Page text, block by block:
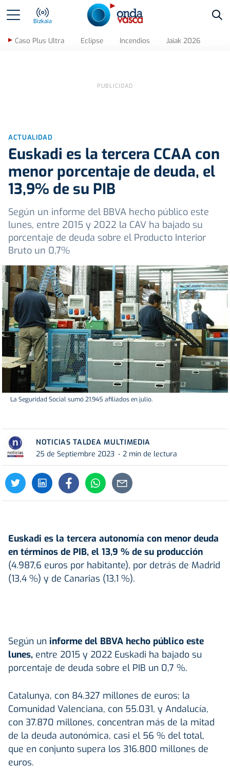
Bizkaia
Caso Plus Ultra Eclipse Incendios Jaiak 2026
ACTUALIDAD
Euskadi es la tercera CCAA con
menor porcentaje de deuda, el
13,9% de su PIB
Según un informe del BBVA hecho público este
lunes, entre 2015 y 2022 la CAV ha bajado su
porcentaje de deuda sobre el Producto Interior
Bruto un 0,7%
La Seguridad Social sumó 21.945 afiliados en julio.
NOTICIAS TALDEA MULTIMEDIA
25 de Septiembre 2023
2 min de lectura
Euskadi es la tercera autonomía con menor deuda
en términos de PIB, el 13,9 % de su producción
(4.987,6 euros por habitante), por detrás de Madrid
(13,4 %) y de Canarias (13,1 %).
Según un informe del BBVA hecho público este
lunes, entre 2015 y 2022 Euskadi ha bajado su
porcentaje de deuda sobre el PIB un 0,7 %.
Catalunya, con 84.327 millones de euros; la
Comunidad Valenciana, con 55.031, y Andalucía,
con 37.870 millones, concentran más de la mitad
de la deuda autonómica, casi el 56 % del total,
que en conjunto supera los 316.800 millones de
euros.